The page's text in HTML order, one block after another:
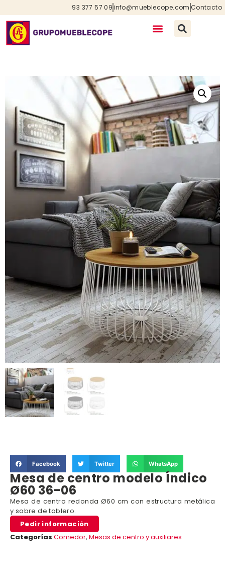
93 377 57 09info@mueblecope.com Contacto
Facebook Twitter WhatsApp
Mesa de centro modelo Índico
Ø60 36-06
Mesa de centro redonda Ø60 cm con estructura metálica
y sobre de tablero.
Pedir información
Categorías Comedor, Mesas de centro y auxiliares